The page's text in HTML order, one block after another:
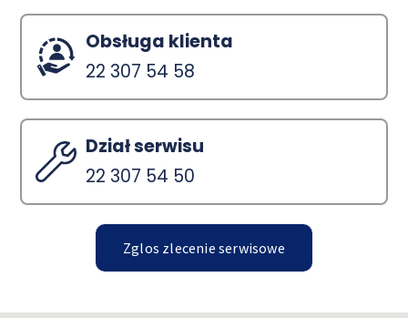
Dział serwisu
22 307 54 50
Obsługa klienta
22 307 54 58
Zglos zlecenie serwisowe